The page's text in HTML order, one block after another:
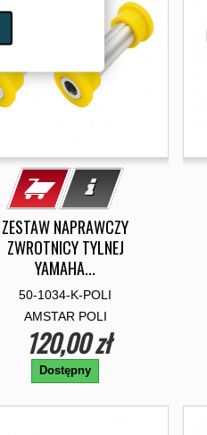
ZESTAW NAPRAWCZY
ZWROTNICY TYLNEJ
YAMAHA...
50-1034-K-POLI
AMSTAR POLI
120,00 zł
Dostępny